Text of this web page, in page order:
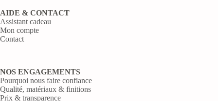
AIDE & CONTACT
Assistant cadeau
Mon compte
Contact
NOS ENGAGEMENTS
Pourquoi nous faire confiance
Qualité, matériaux & finitions
Prix & transparence